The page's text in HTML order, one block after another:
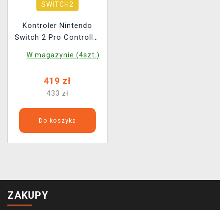
SWITCH2
Kontroler Nintendo
Switch 2 Pro Controller
Edition
W magazynie (4szt.)
419 zł
433 zł
Do koszyka
ZAKUPY